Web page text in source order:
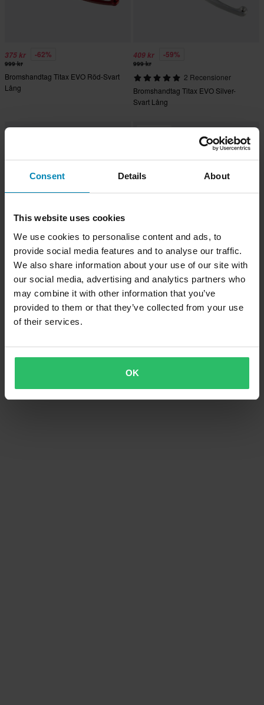
Consent Details About
This website uses cookies
We use cookies to personalise content and ads, to
provide social media features and to analyse our traffic.
We also share information about your use of our site with
our social media, advertising and analytics partners who
may combine it with other information that you’ve
provided to them or that they’ve collected from your use
of their services.
OK
375 kr -62%
999 kr
Bromshandtag Titax EVO Röd-Svart
Lång
409 kr -59%
999 kr
2 Recensioner
Bromshandtag Titax EVO Silver-
Svart Lång
459 kr -54%
999 kr
2 Recensioner
Bromshandtag Titax EVO Svart Lång
Superpris!
Från -62%
999 kr
3 Recensioner
Kopplingshandtag Titax EVO Silver-
Svart Lång